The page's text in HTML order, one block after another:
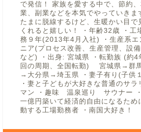
で発信！ 家族を愛する中で、節約、
業、副業などを本気でやっていきま
たまに脱線するけど、生暖かい目で
くれると嬉しい！ ・年齢32歳 ・工
務９年(2013年4月入社) ・生産系エ
ニア(プロセス改善、生産管理、設
など) ・出身: 宮城県 ・転勤族 (約4
回の周期、全国転勤) 宮城県→群
→大分県→埼玉県 ・妻子有り(子供
・妻と子どもが大好きな普通のサラ
マン ・趣味 温泉巡り サウナー
一億円築いて経済的自由になるため
動する工場勤務者 ・南国大好き！